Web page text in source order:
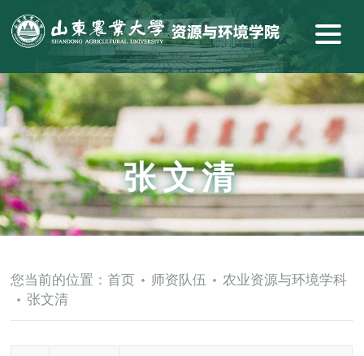
张文清
您当前的位置：首页 师资队伍
农业资源与环境学科
张文清